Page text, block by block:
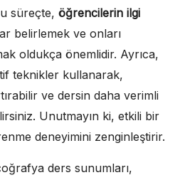
süreçte, öğrencilerin ilgi
belirlemek ve onları
oldukça önemlidir. Ayrıca,
teknikler kullanarak,
ve dersin daha verimli
Unutmayın ki, etkili bir
deneyimini zenginleştirir.
ders sunumları,